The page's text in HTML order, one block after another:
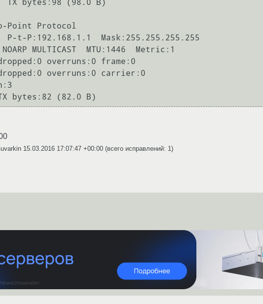
Point Protocol
15.03.2016 17:07:47 +00:00 (всего исправлений: 1)